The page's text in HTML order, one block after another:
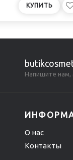
КУПИТЬ
Напишите
О нас
Контакты